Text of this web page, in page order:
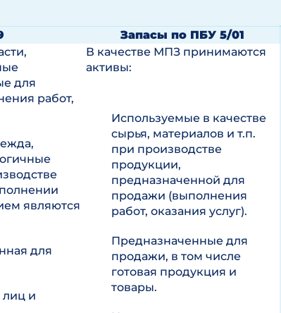
Запасы по ПБУ 5/01
для
работ,
являются
для
лиц и
В качестве МПЗ принимаются
активы:
Используемые в качестве
сырья, материалов и т.п.
при производстве
продукции,
предназначенной для
продажи (выполнения
работ, оказания услуг).
Предназначенные для
продажи, в том числе
готовая продукция и
товары.